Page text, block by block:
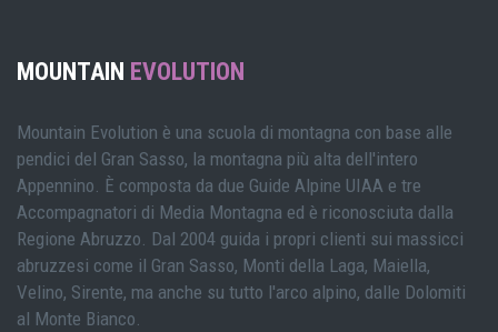
MOUNTAIN EVOLUTION
Mountain Evolution è una scuola di montagna con base alle
pendici del Gran Sasso, la montagna più alta dell'intero
Appennino. È composta da due Guide Alpine UIAA e tre
Accompagnatori di Media Montagna ed è riconosciuta dalla
Regione Abruzzo. Dal 2004 guida i propri clienti sui massicci
abruzzesi come il Gran Sasso, Monti della Laga, Maiella,
Velino, Sirente, ma anche su tutto l'arco alpino, dalle Dolomiti
al Monte Bianco.